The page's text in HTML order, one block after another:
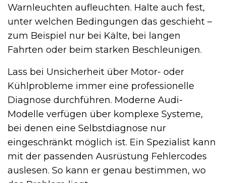
Warnleuchten aufleuchten. Halte auch fest,
unter welchen Bedingungen das geschieht –
zum Beispiel nur bei Kälte, bei langen
Fahrten oder beim starken Beschleunigen.
Lass bei Unsicherheit über Motor- oder
Kühlprobleme immer eine professionelle
Diagnose durchführen. Moderne Audi-
Modelle verfügen über komplexe Systeme,
bei denen eine Selbstdiagnose nur
eingeschränkt möglich ist. Ein Spezialist kann
mit der passenden Ausrüstung Fehlercodes
auslesen. So kann er genau bestimmen, wo